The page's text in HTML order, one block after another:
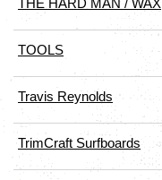
THE HARD MAN / WAX
TOOLS
Travis Reynolds
TrimCraft Surfboards